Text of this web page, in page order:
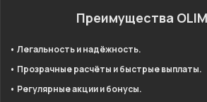
Преимущества
• Легальность и надёжность.
• Прозрачные расчёты и быстрые выплаты.
• Регулярные акции и бонусы.